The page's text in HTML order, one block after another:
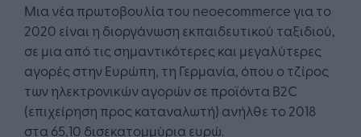
Μια νέα πρωτοβουλία του neoecommerce για το
2020 είναι η διοργάνωση εκπαιδευτικού ταξιδιού,
σε μια από τις σημαντικότερες και μεγαλύτερες
αγορές στην Ευρώπη, τη Γερμανία, όπου ο τζίρος
των ηλεκτρονικών αγορών σε προϊόντα B2C
(επιχείρηση προς καταναλωτή) ανήλθε το 2018
στα 65,10 δισεκατομμύρια ευρώ.